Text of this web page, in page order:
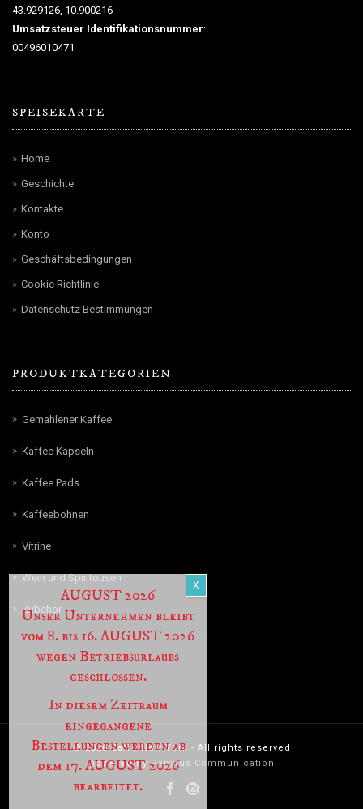
43.929126, 10.900216
Umsatzsteuer Identifikationsnummer:
00496010471
SPEISEKARTE
Home
Geschichte
Kontakte
Konto
Geschäftsbedingungen
Cookie Richtlinie
Datenschutz Bestimmungen
PRODUKTKATEGORIEN
Gemahlener Kaffee
Kaffee Kapseln
Kaffee Pads
Kaffeebohnen
Vitrine
Wein und Spiritousen
Zubehör
© 2026 Caffè New York - All rights reserved
powered by Papyrus Communication
AUGUST 2026
Unser Unternehmen bleibt
vom 8. bis 16. AUGUST 2026
wegen Betriebsurlaubs
geschlossen.
In diesem Zeitraum
eingegangene
Bestellungen werden ab
dem 17. AUGUST 2026
bearbeitet.